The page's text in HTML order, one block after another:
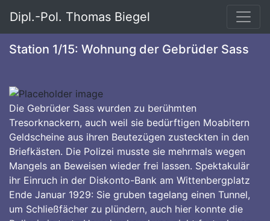
Dipl.-Pol. Thomas Biegel
Station 1/15: Wohnung der Gebrüder Sass
Die Gebrüder Sass wurden zu berühmten
Tresorknackern, auch weil sie bedürftigen Moabitern
Geldscheine aus ihren Beutezügen zusteckten in den
Briefkästen. Die Polizei musste sie mehrmals wegen
Mangels an Beweisen wieder frei lassen. Spektakulär
ihr Einruch in der Diskonto-Bank am Wittenbergplatz
Ende Januar 1929: Sie gruben tagelang einen Tunnel,
um Schließfächer zu plündern, auch hier konnte die